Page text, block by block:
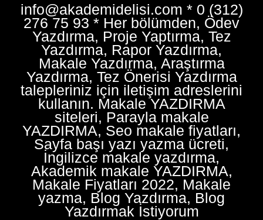
info@akademidelisi.com * 0 (312)
276 75 93 * Her bölümden, Ödev
Yazdırma, Proje Yaptırma, Tez
Yazdırma, Rapor Yazdırma,
Makale Yazdırma, Araştırma
Yazdırma, Tez Önerisi Yazdırma
talepleriniz için iletişim adreslerini
kullanın. Makale YAZDIRMA
siteleri, Parayla makale
YAZDIRMA, Seo makale fiyatları,
Sayfa başı yazı yazma ücreti,
İngilizce makale yazdırma,
Akademik makale YAZDIRMA,
Makale Fiyatları 2022, Makale
yazma, Blog Yazdırma, Blog
Yazdırmak İstiyorum